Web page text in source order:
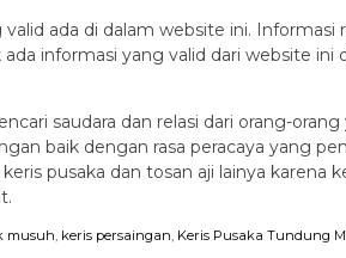
ada di dalam website ini. Informasi
informasi yang valid dari website ini
saudara dan relasi dari orang-
baik dengan rasa peracaya yang
pusaka dan tosan aji lainya karena
musuh keris persaingan Keris Pusaka Tundung